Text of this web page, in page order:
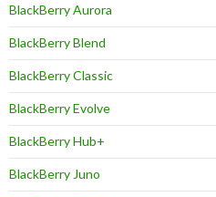
BlackBerry Aurora
BlackBerry Blend
BlackBerry Classic
BlackBerry Evolve
BlackBerry Hub+
BlackBerry Juno